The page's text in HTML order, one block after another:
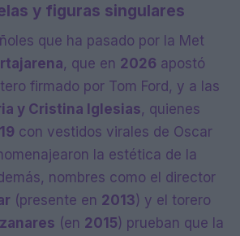
y figuras singulares
que ha pasado por la Met
, que en 2026 apostó
firmado por Tom Ford, y a las
y Cristina Iglesias, quienes
con vestidos virales de Oscar
la estética de la
nombres como el director
(presente en 2013) y el torero
(en 2015) prueban que la